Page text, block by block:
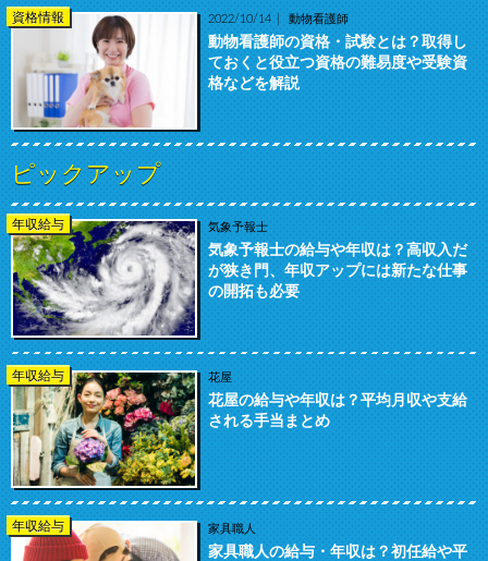
資格情報 2022/10/14 動物看護師
動物看護師の資格・試験とは？取得し
ておくと役立つ資格の難易度や受験資
格などを解説
ピックアップ
年収給与 気象予報士
気象予報士の給与や年収は？高収入だ
が狭き門、年収アップには新たな仕事
の開拓も必要
年収給与 花屋
花屋の給与や年収は？平均月収や支給
される手当まとめ
年収給与 家具職人
家具職人の給与・年収は？初任給や平